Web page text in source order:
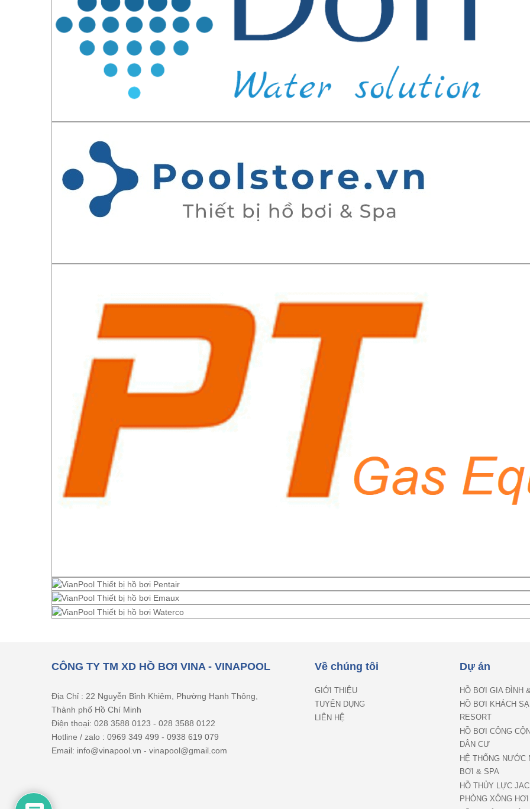
CÔNG TY TM XD HỒ BƠI VINA - VINAPOOL
Địa Chỉ : 22 Nguyễn Bỉnh Khiêm, Phường Hạnh Thông,
Thành phố Hồ Chí Minh
Điện thoại: 028 3588 0123 - 028 3588 0122
Hotline / zalo : 0969 349 499 - 0938 619 079
Email: info@vinapool.vn - vinapool@gmail.com
Về chúng tôi
GIỚI THIỆU
TUYỂN DỤNG
LIÊN HỆ
Dự án
HỒ BƠI GIA ĐÌNH
HỒ BƠI KHÁCH
RESORT
HỒ BƠI CÔNG
DÂN CƯ
HỆ THỐNG NƯỚC
BƠI & SPA
HỒ THỦY LỰC
PHÒNG XÔNG HƠI